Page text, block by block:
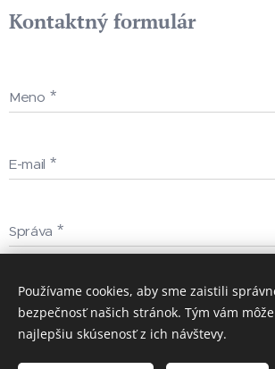
Kontaktný formulár
Meno
E-mail
Správa
Odoslať
Používame cookies, aby sme zaistili
bezpečnosť našich stránok. Tým vám
najlepšiu skúsenosť z ich návštevy.